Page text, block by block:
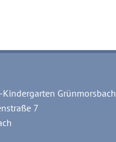
Kindergarten Grünmorsbach
7